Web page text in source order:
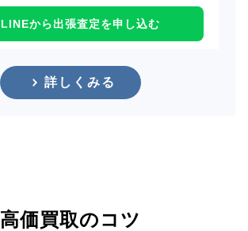
LINEから出張査定を申し込む
詳しくみる
高価買取のコツ